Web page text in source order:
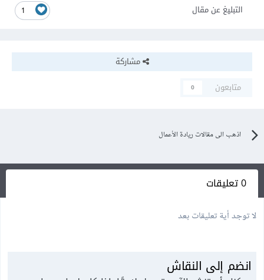
1 التبليغ عن مقال
مشاركة
متابعون
0
اذهب الى مقالات ريادة الأعمال
0 تعليقات
لا توجد أية تعليقات بعد
انضم إلى النقاش